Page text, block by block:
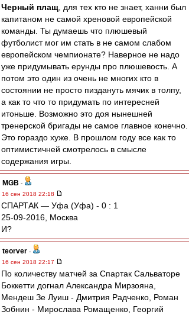
Черный плащ , для тех кто не знает, ханни был
капитаном не самой хреновой европейской
команды. Ты думаешь что плюшевый
футболист мог им стать в не самом слабом
европейском чемпионате? Наверное не надо
уже придумывать ерунды про плюшевость. А
потом это один из очень не многих кто в
состоянии не просто пиздануть мячик в толпу,
а как то что то придумать по интересней
итоньше. Возможно это доя нынешней
тренерской бригады не самое главное конечно.
Это гораздо хуже. В прошлом году все как то
оптимистичней смотрелось в смысле
содержания игры.
MGB -
16 сен 2018 22:18
СПАРТАК — Уфа (Уфа) - 0 : 1
25-09-2016, Москва
И?
teorver -
16 сен 2018 22:17
По количеству матчей за Спартак Сальваторе
Боккетти догнал Александра Мирзояна,
Мендеш Зе Луиш - Дмитрия Радченко, Роман
Зобнин - Мирослава Ромащенко, Георгий